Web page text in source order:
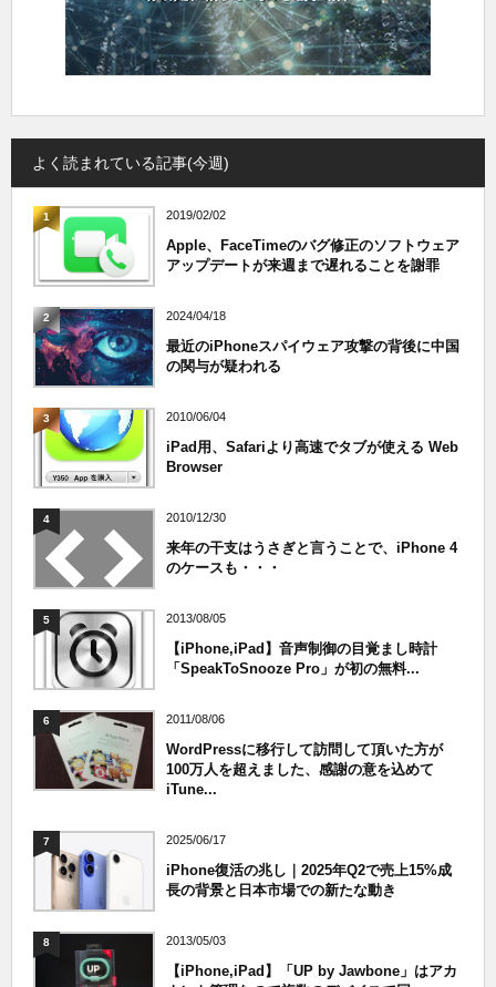
よく読まれている記事(今週)
1 2019/02/02
Apple、FaceTimeのバグ修正のソフトウェア
アップデートが来週まで遅れることを謝罪
2 2024/04/18
最近のiPhoneスパイウェア攻撃の背後に中国
の関与が疑われる
3 2010/06/04
iPad用、Safariより高速でタブが使える Web
Browser
4 2010/12/30
来年の干支はうさぎと言うことで、iPhone 4
のケースも・・・
5 2013/08/05
【iPhone,iPad】音声制御の目覚まし時計
「SpeakToSnooze Pro」が初の無料...
6 2011/08/06
WordPressに移行して訪問して頂いた方が
100万人を超えました、感謝の意を込めて
iTune...
7 2025/06/17
iPhone復活の兆し｜2025年Q2で売上15%成
長の背景と日本市場での新たな動き
8 2013/05/03
【iPhone,iPad】「UP by Jawbone」はアカ